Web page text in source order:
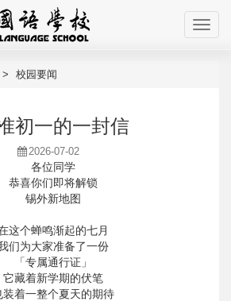
校园要闻
初一的一封信
2026-07-02
各位同学
恭喜你们即将解锁
锡外新地图
这个蝉鸣渐起的七月
们为大家准备了一份
「专属通行证」
它藏着新学期的伏笔
装着一整个夏天的期待